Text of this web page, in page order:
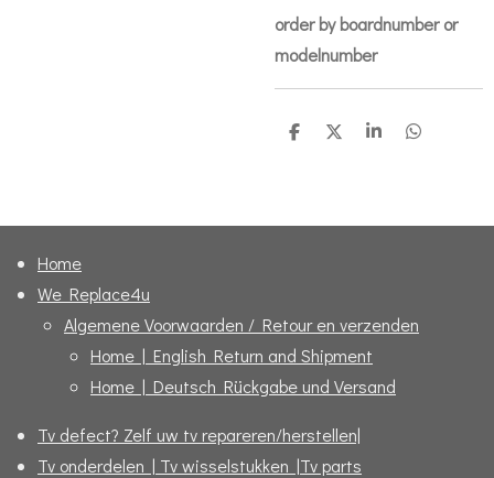
order by boardnumber or
modelnumber
D
D
S
D
Home
We Replace4u
Algemene Voorwaarden / Retour en verzenden
Home | English Return and Shipment
Home | Deutsch Rückgabe und Versand
Tv defect? Zelf uw tv repareren/herstellen|
Tv onderdelen | Tv wisselstukken |Tv parts